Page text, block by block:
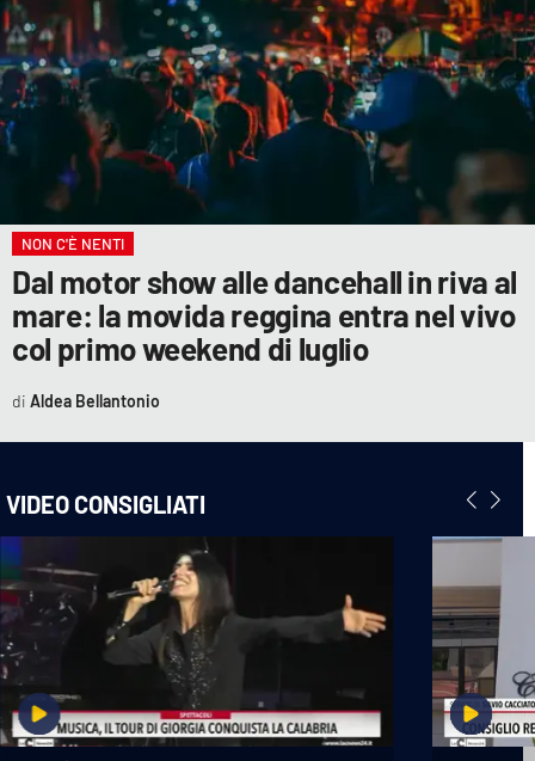
NON C'È NENTI
Dal motor show alle dancehall in riva al
mare: la movida reggina entra nel vivo
col primo weekend di luglio
Aldea Bellantonio
VIDEO CONSIGLIATI